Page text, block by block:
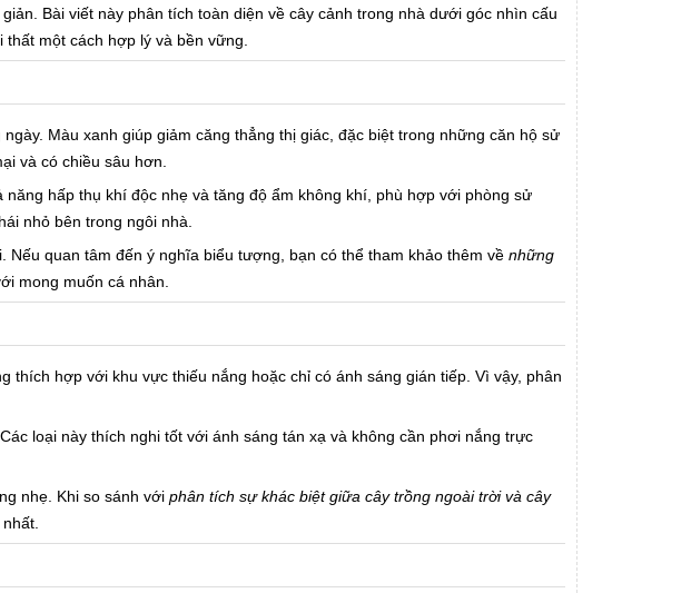
Bài viết này phân tích toàn diện về cây cảnh trong nhà dưới góc nhìn cấu
một cách hợp lý và bền vững.
Màu xanh giúp giảm căng thẳng thị giác, đặc biệt trong những căn hộ sử
và có chiều sâu hơn.
hấp thụ khí độc nhẹ và tăng độ ẩm không khí, phù hợp với phòng sử
nhỏ bên trong ngôi nhà.
quan tâm đến ý nghĩa biểu tượng, bạn có thể tham khảo thêm về những
mong muốn cá nhân.
hợp với khu vực thiếu nắng hoặc chỉ có ánh sáng gián tiếp. Vì vậy, phân
loại này thích nghi tốt với ánh sáng tán xạ và không cần phơi nắng trực
nhẹ. Khi so sánh với phân tích sự khác biệt giữa cây trồng ngoài trời và cây